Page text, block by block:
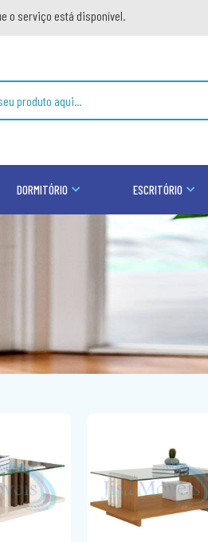
o serviço está disponível.
DORMITÓRIO ESCRITÓRIO